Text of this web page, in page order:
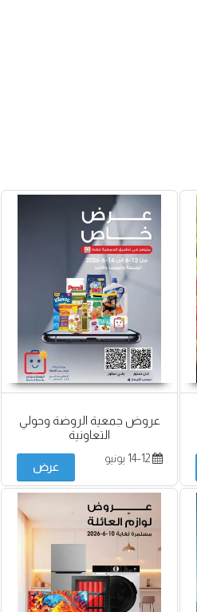
عروض جمعية الروضة وحولي
التعاونية
14-12 يونيو
عرض